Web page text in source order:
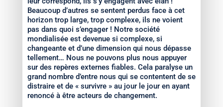
Beaucoup d’autres se sentent perdus face à cet
horizon trop large, trop complexe, ils ne voient
pas dans quoi s’engager ! Notre société
mondialisée est devenue si complexe, si
changeante et d’une dimension qui nous dépasse
tellement… Nous ne pouvons plus nous appuyer
sur des repères externes fiables. Cela paralyse un
grand nombre d’entre nous qui se contentent de se
distraire et de « survivre » au jour le jour en ayant
renoncé à être acteurs de changement.